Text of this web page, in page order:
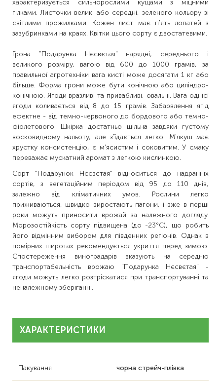
характеризується сильнорослими кущами з міцними
гілками. Листочки великі або середні, зеленого кольору зі
світлими прожилками. Кожен лист має п'ять лопатей з
зазубринками на краях. Квітки цього сорту є двостатевими.
Грона "Подарунка Нєсвєтая" нарядні, середнього і
великого розміру, вагою від 600 до 1000 грамів, за
правильної агротехніки вага кисті може досягати 1 кг або
більше. Форма грони може бути конічною або циліндро-
конічною. Ягоди вразливі та привабливі, овальні. Вага однієї
ягоди коливається від 8 до 15 грамів. Забарвлення ягід
ефектне - від темно-червоного до бордового або темно-
фіолетового. Шкірка достатньо щільна завдяки густому
восковидному нальоту, але з'їдається легко. М'якуш має
хрустку консистенцію, є м'ясистим і соковитим. У смаку
переважає мускатний аромат з легкою кислинкою.
Сорт "Подарунок Нєсвєтая" відноситься до надранніх
сортів, з вегетаційним періодом від 95 до 110 днів,
залежно від кліматичних умов. Рослини легко
приживаються, швидко виростають пагони, і вже в перші
роки можуть приносити врожай за належного догляду.
Морозостійкість сорту підвищена (до -23°C), що робить
його відмінним вибором для південних регіонів. Однак в
помірних широтах рекомендується укриття перед зимою.
Спостереження виноградарів вказують на середню
транспортабельність врожаю "Подарунка Нєсвєтая" -
ягоди можуть легко розтріскатися при транспортуванні та
неналежному зберіганні.
ХАРАКТЕРИСТИКИ
Пакування чорна стрейч-плівка